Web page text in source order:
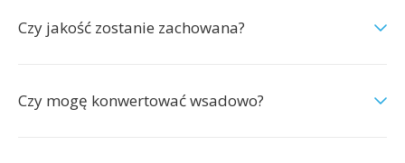
Czy jakość zostanie zachowana?
Czy mogę konwertować wsadowo?